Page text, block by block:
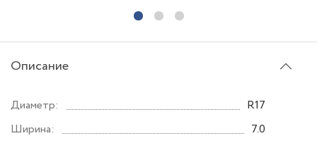
Описание
Диаметр:
R17
Ширина:
7.0